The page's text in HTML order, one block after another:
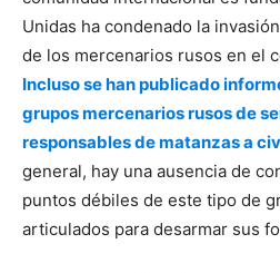
Unidas ha condenado la
de los mercenarios rusos en el
Incluso se han publicado
grupos mercenarios rusos de
responsables de matanzas a
general, hay una ausencia de
puntos débiles de este tipo de
articulados para desarmar sus